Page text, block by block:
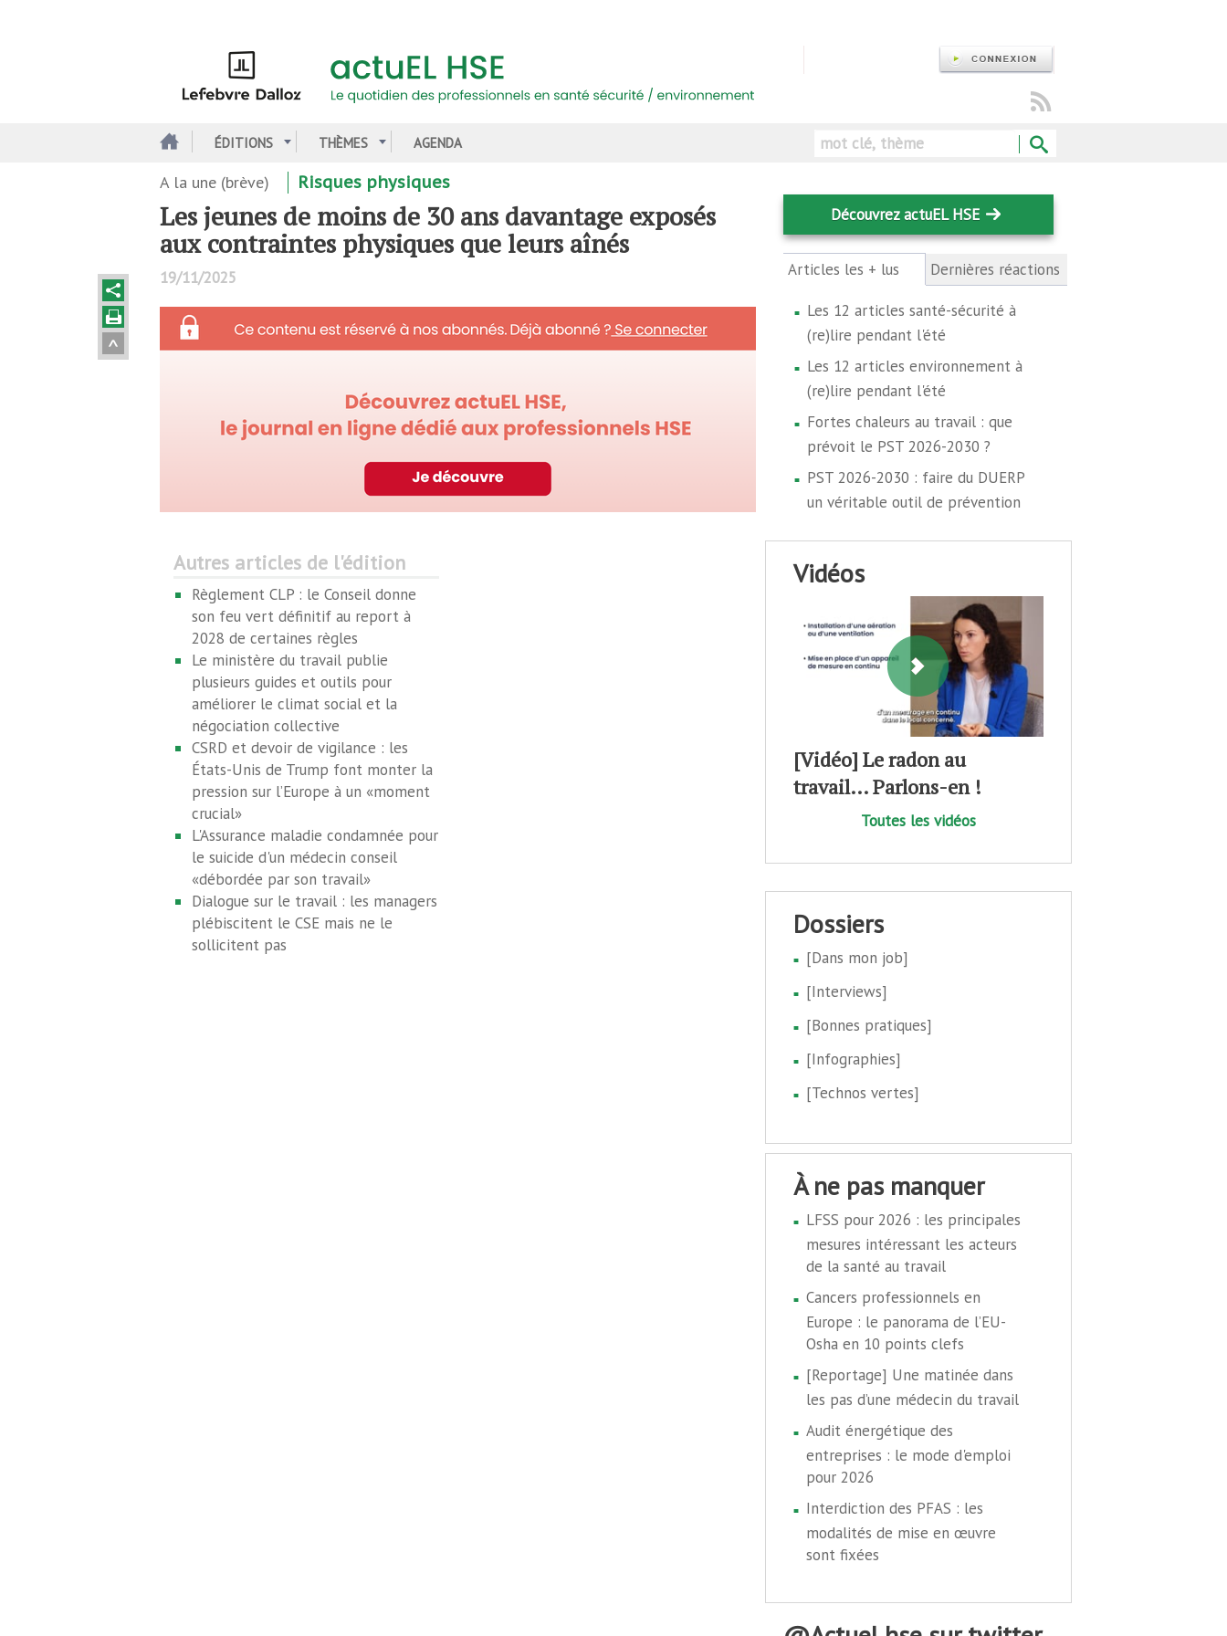
ÉDITIONS THÈMES AGENDA Rechercher
A la une (brève) Risques physiques
Les jeunes de moins de 30 ans davantage exposés
aux contraintes physiques que leurs aînés
19/11/2025
Autres articles de l'édition
Règlement CLP : le Conseil donne
son feu vert définitif au report à
2028 de certaines règles
Le ministère du travail publie
plusieurs guides et outils pour
améliorer le climat social et la
négociation collective
CSRD et devoir de vigilance : les
États-Unis de Trump font monter la
pression sur l’Europe à un «moment
crucial»
L'Assurance maladie condamnée pour
le suicide d'un médecin conseil
«débordée par son travail»
Dialogue sur le travail : les managers
plébiscitent le CSE mais ne le
sollicitent pas
Découvrez actuEL HSE
Articles les + lus (onglet
actif)
Dernières réactions
Les 12 articles santé-sécurité à
(re)lire pendant l'été
Les 12 articles environnement à
(re)lire pendant l'été
Fortes chaleurs au travail : que
prévoit le PST 2026-2030 ?
PST 2026-2030 : faire du DUERP
un véritable outil de prévention
vidéos
[Vidéo] Le radon au
travail… Parlons-en !
Toutes les vidéos
dossiers
[Dans mon job]
[Interviews]
[Bonnes pratiques]
[Infographies]
[Technos vertes]
à ne pas manquer
LFSS pour 2026 : les principales
mesures intéressant les acteurs
de la santé au travail
Cancers professionnels en
Europe : le panorama de l’EU-
Osha en 10 points clefs
[Reportage] Une matinée dans
les pas d’une médecin du travail
Audit énergétique des
entreprises : le mode d'emploi
pour 2026
Interdiction des PFAS : les
modalités de mise en œuvre
sont fixées